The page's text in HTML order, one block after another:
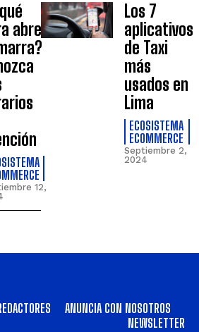
abre
12,
Los 7
aplicativos
de Taxi
más
usados en
Lima
ECOSISTEMA
ECOMMERCE
Septiembre 2,
2024
ANUNCIA CON NOSOTROS
NEWSLETTER